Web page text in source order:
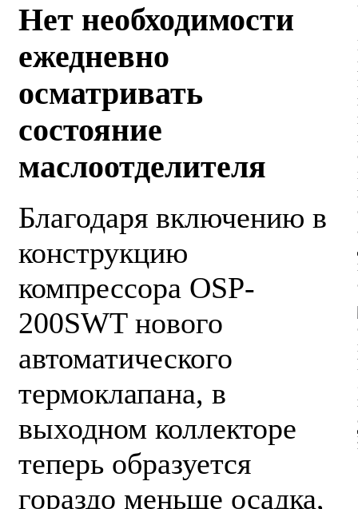
Нет необходимости
ежедневно
осматривать
состояние
маслоотделителя
Благодаря включению в
конструкцию
компрессора OSP-
200SWT нового
автоматического
термоклапана, в
выходном коллекторе
теперь образуется
гораздо меньше осадка,